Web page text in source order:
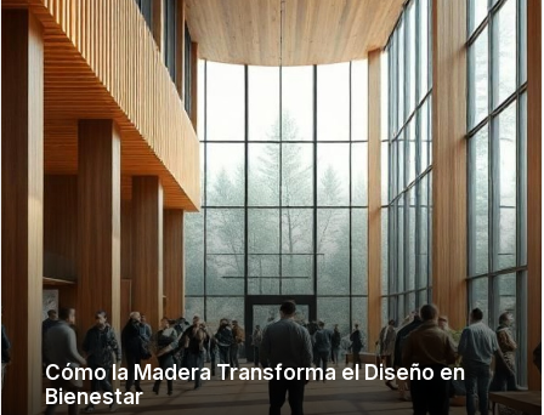
Cómo la Madera Transforma el Diseño en
Bienestar